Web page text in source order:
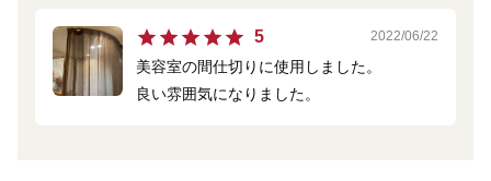
5 2022/06/22
美容室の間仕切りに使用しました。
良い雰囲気になりました。